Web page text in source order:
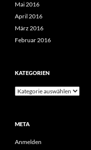
Mai 2016
April 2016
März 2016
Februar 2016
KATEGORIEN
Kategorien
META
Anmelden